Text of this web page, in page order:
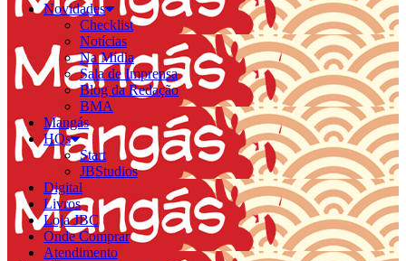
Novidades
Checklist
Notícias
Na Mídia
Sala de Imprensa
Blog da Redação
BMA
Mangás
HQs
Start
JBStudios
Digital
Livros
Loja JBC
Onde Comprar
Atendimento